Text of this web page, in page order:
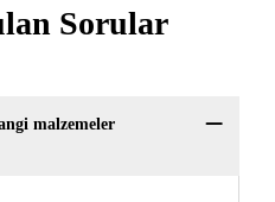
Sorular
malzemeler